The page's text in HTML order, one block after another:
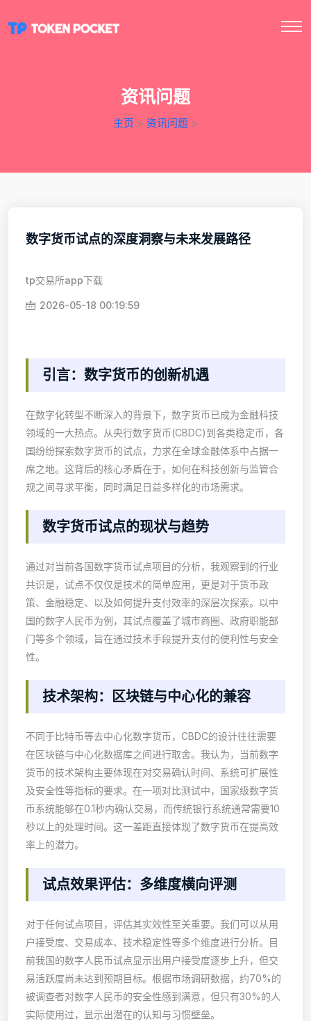
资讯问题
主页 > 资讯问题 >
数字货币试点的深度洞察与未来发展路径
tp交易所app下载
2026-05-18 00:19:59
引言：数字货币的创新机遇
在数字化转型不断深入的背景下，数字货币已成为金融科技
领域的一大热点。从央行数字货币(CBDC)到各类稳定币，各
国纷纷探索数字货币的试点，力求在全球金融体系中占据一
席之地。这背后的核心矛盾在于，如何在科技创新与监管合
规之间寻求平衡，同时满足日益多样化的市场需求。
数字货币试点的现状与趋势
通过对当前各国数字货币试点项目的分析，我观察到的行业
共识是，试点不仅仅是技术的简单应用，更是对于货币政
策、金融稳定、以及如何提升支付效率的深层次探索。以中
国的数字人民币为例，其试点覆盖了城市商圈、政府职能部
门等多个领域，旨在通过技术手段提升支付的便利性与安全
性。
技术架构：区块链与中心化的兼容
不同于比特币等去中心化数字货币，CBDC的设计往往需要
在区块链与中心化数据库之间进行取舍。我认为，当前数字
货币的技术架构主要体现在对交易确认时间、系统可扩展性
及安全性等指标的要求。在一项对比测试中，国家级数字货
币系统能够在0.1秒内确认交易，而传统银行系统通常需要10
秒以上的处理时间。这一差距直接体现了数字货币在提高效
率上的潜力。
试点效果评估：多维度横向评测
对于任何试点项目，评估其实效性至关重要。我们可以从用
户接受度、交易成本、技术稳定性等多个维度进行分析。目
前我国的数字人民币试点显示出用户接受度逐步上升，但交
易活跃度尚未达到预期目标。根据市场调研数据，约70%的
被调查者对数字人民币的安全性感到满意，但只有30%的人
实际使用过，显示出潜在的认知与习惯壁垒。